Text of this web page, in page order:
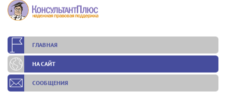
ГЛАВНАЯ
НА САЙТ
СООБЩЕНИЯ